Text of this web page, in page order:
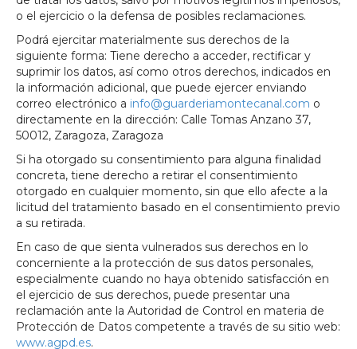
o el ejercicio o la defensa de posibles reclamaciones.
Podrá ejercitar materialmente sus derechos de la
siguiente forma: Tiene derecho a acceder, rectificar y
suprimir los datos, así como otros derechos, indicados en
la información adicional, que puede ejercer enviando
correo electrónico a info@guarderiamontecanal.com o
directamente en la dirección: Calle Tomas Anzano 37,
50012, Zaragoza, Zaragoza
Si ha otorgado su consentimiento para alguna finalidad
concreta, tiene derecho a retirar el consentimiento
otorgado en cualquier momento, sin que ello afecte a la
licitud del tratamiento basado en el consentimiento previo
a su retirada.
En caso de que sienta vulnerados sus derechos en lo
concerniente a la protección de sus datos personales,
especialmente cuando no haya obtenido satisfacción en
el ejercicio de sus derechos, puede presentar una
reclamación ante la Autoridad de Control en materia de
Protección de Datos competente a través de su sitio web:
www.agpd.es.